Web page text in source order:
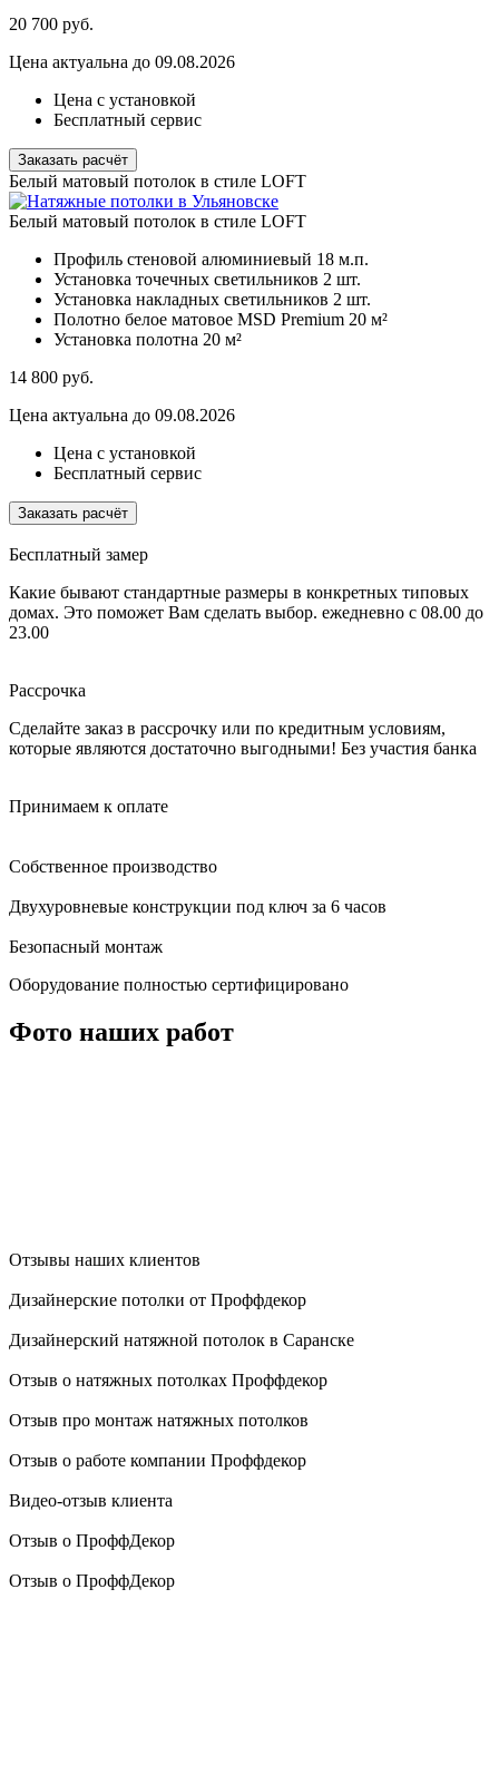
20 700 руб.
Цена актуальна до 09.08.2026
Цена с установкой
Бесплатный сервис
Заказать расчёт
Белый матовый потолок в стиле LOFT
Белый матовый потолок в стиле LOFT
Профиль стеновой алюминиевый 18 м.п.
Установка точечных светильников 2 шт.
Установка накладных светильников 2 шт.
Полотно белое матовое MSD Premium 20 м²
Установка полотна 20 м²
14 800 руб.
Цена актуальна до 09.08.2026
Цена с установкой
Бесплатный сервис
Заказать расчёт
Бесплатный замер
Какие бывают стандартные размеры в конкретных типовых
домах. Это поможет Вам сделать выбор. ежедневно с 08.00 до
23.00
Рассрочка
Сделайте заказ в рассрочку или по кредитным условиям,
которые являются достаточно выгодными! Без участия банка
Принимаем к оплате
Собственное производство
Двухуровневые конструкции под ключ за 6 часов
Безопасный монтаж
Оборудование полностью сертифицировано
Фото наших работ
Отзывы наших клиентов
Дизайнерские потолки от Проффдекор
Дизайнерский натяжной потолок в Саранске
Отзыв о натяжных потолках Проффдекор
Отзыв про монтаж натяжных потолков
Отзыв о работе компании Проффдекор
Видео-отзыв клиента
Отзыв о ПроффДекор
Отзыв о ПроффДекор